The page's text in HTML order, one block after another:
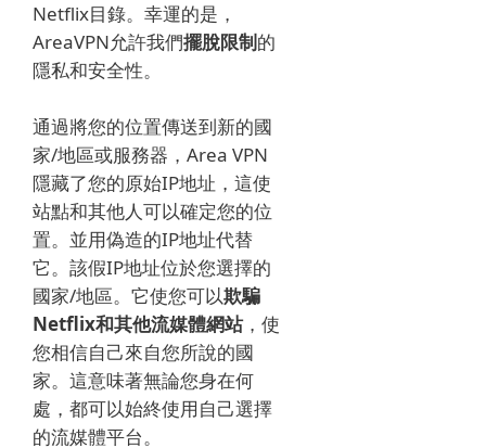
Netflix目錄。 幸運的是，
AreaVPN允許我們擺脫限制的
隱私和安全性。
通過將您的位置傳送到新的國
家/地區或服務器，Area VPN
隱藏了您的原始IP地址，這使
站點和其他人可以確定您的位
置。 並用偽造的IP地址代替
它。 該假IP地址位於您選擇的
國家/地區。 它使您可以欺騙
Netflix和其他流媒體網站， 使
您相信自己來自您所說的國
家。 這意味著無論您身在何
處，都可以始終使用自己選擇
的流媒體平台。